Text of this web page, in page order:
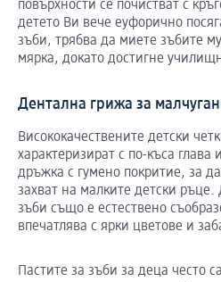
повърхности се почистват с
детето Ви вече еуфорично
зъби, трябва да миете зъбите
мярка, докато достигне
Дентална грижа за
Висококачествените детски
характеризират с по-къса глава
дръжка с гумено покритие, за
захват на малките детски ръце.
зъби също е естествено
впечатлява с ярки цветове и
Пастите за зъби за деца често